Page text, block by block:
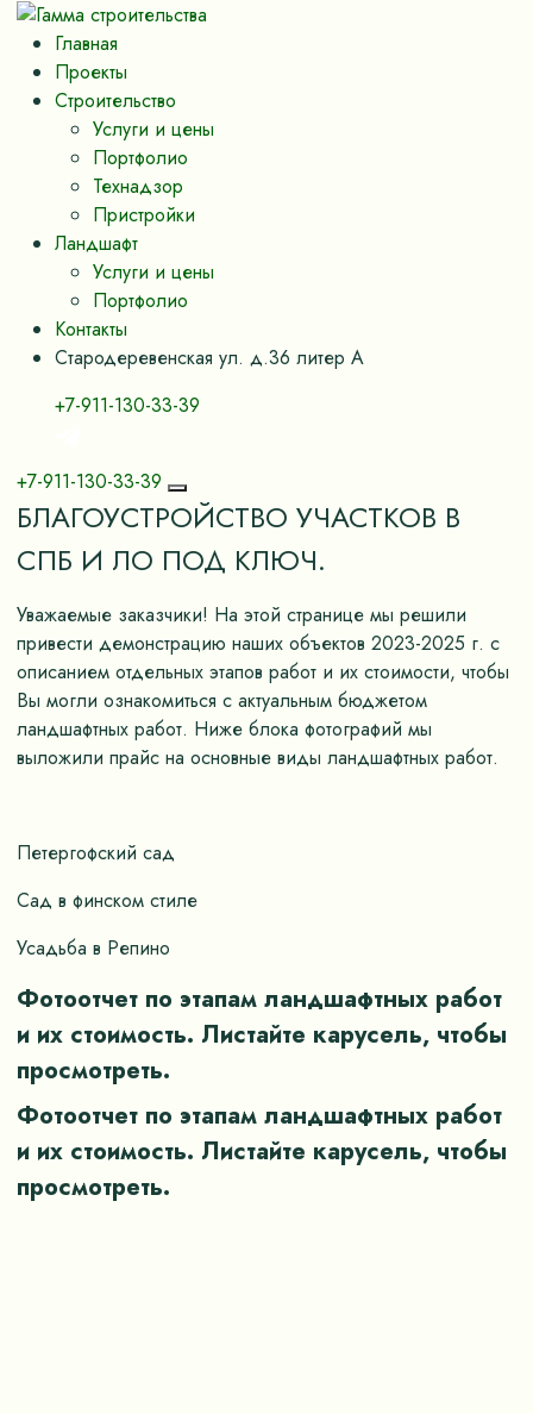
Главная
Проекты
Строительство
Услуги и цены
Портфолио
Технадзор
Пристройки
Ландшафт
Услуги и цены
Портфолио
Контакты
Стародеревенская ул. д.36 литер А
+7-911-130-33-39
+7-911-130-33-39
БЛАГОУСТРОЙСТВО УЧАСТКОВ В
СПБ И ЛО ПОД КЛЮЧ.
Уважаемые заказчики! На этой странице мы решили
привести демонстрацию наших объектов 2023-2025 г. с
описанием отдельных этапов работ и их стоимости, чтобы
Вы могли ознакомиться с актуальным бюджетом
ландшафтных работ. Ниже блока фотографий мы
выложили прайс на основные виды ландшафтных работ.
Петергофский сад
Сад в финском стиле
Усадьба в Репино
Фотоотчет по этапам ландшафтных работ
и их стоимость. Листайте карусель, чтобы
просмотреть.
Фотоотчет по этапам ландшафтных работ
и их стоимость. Листайте карусель, чтобы
просмотреть.